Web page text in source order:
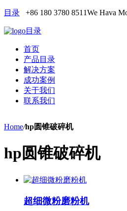
目录 +86 180 3780 8511We Hava
目录
首页
产品目录
解决方案
成功案例
关于我们
联系我们
Home/hp圆锥破碎机
hp圆锥破碎机
超细微粉磨粉机